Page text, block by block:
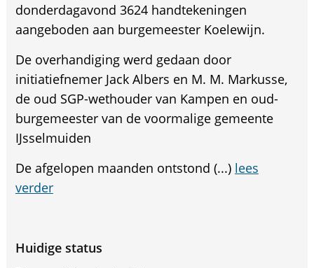
donderdagavond 3624 handtekeningen
aangeboden aan burgemeester Koelewijn.
De overhandiging werd gedaan door
initiatiefnemer Jack Albers en M. M. Markusse,
de oud SGP-wethouder van Kampen en oud-
burgemeester van de voormalige gemeente
IJsselmuiden
De afgelopen maanden ontstond (...) lees
verder
Huidige status